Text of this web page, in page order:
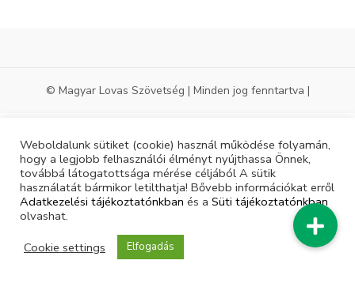
© Magyar Lovas Szövetség | Minden jog fenntartva |
Weboldalunk sütiket (cookie) használ működése folyamán,
hogy a legjobb felhasználói élményt nyújthassa Önnek,
továbbá látogatottsága mérése céljából A sütik
használatát bármikor letilthatja! Bővebb információkat erről
Adatkezelési tájékoztatónkban és a Süti tájékoztatónkban
olvashat.
Cookie settings
Elfogadás